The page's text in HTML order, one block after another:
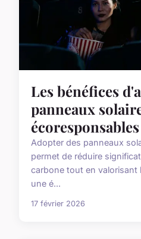
Les bénéfices
panneaux
écoresponsables
Adopter des panneaux
permet de réduire
carbone tout en valorisant
une é...
17 février 2026